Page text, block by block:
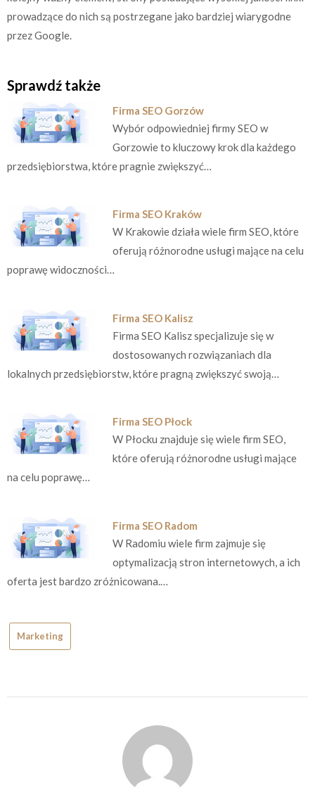
prowadzące do nich są postrzegane jako bardziej wiarygodne
przez Google.
Sprawdź także
Firma SEO Gorzów
Wybór odpowiedniej firmy SEO w
Gorzowie to kluczowy krok dla każdego
przedsiębiorstwa, które pragnie zwiększyć…
Firma SEO Kraków
W Krakowie działa wiele firm SEO, które
oferują różnorodne usługi mające na celu
poprawę widoczności…
Firma SEO Kalisz
Firma SEO Kalisz specjalizuje się w
dostosowanych rozwiązaniach dla
lokalnych przedsiębiorstw, które pragną zwiększyć swoją…
Firma SEO Płock
W Płocku znajduje się wiele firm SEO,
które oferują różnorodne usługi mające
na celu poprawę…
Firma SEO Radom
W Radomiu wiele firm zajmuje się
optymalizacją stron internetowych, a ich
oferta jest bardzo zróżnicowana.…
Marketing